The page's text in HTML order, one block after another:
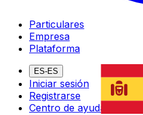
Particulares
Empresa
Plataforma
ES-ES
Iniciar sesión
Registrarse
Centro de ayuda